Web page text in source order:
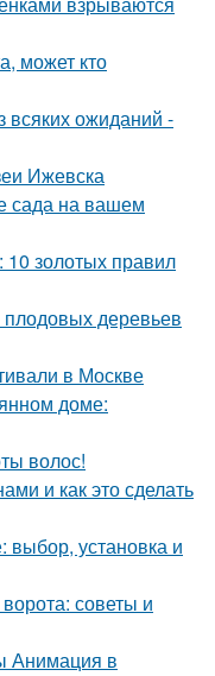
может кто
всяких ожиданий -
Ижевска
сада на вашем
10 золотых правил
деревьев
в Москве
доме:
волос!
и как это сделать
установка и
советы и
Анимация в